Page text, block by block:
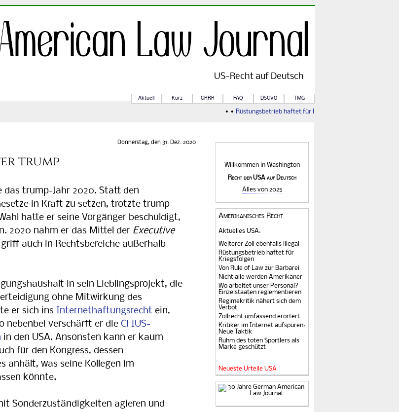
US-Rechtauf Deutsch
Aktuell Kurz GRRR FAQ DSGVO TMG
• • Rüstungsbetrieb haftet für Kriegsfolgen
Donnerstag, den 31. Dez. 2020
trump
trump-Jahr 2020. Statt den
in Kraft zu setzen, trotzte trump
hatte er seine Vorgänger beschuldigt,
2020 nahm er das Mittel der Executive
auch in Rechtsbereiche außerhalb
in sein Lieblingsprojekt, die
ohne Mitwirkung des
er sich ins Internethaftungsrecht ein,
nebenbei verschärft er die CFIUS-
in den USA. Ansonsten kann er kaum
für den Kongress, dessen
anhält, was seine Kollegen im
könnte.
Sonderzuständigkeiten agieren und
Willkommen in Washington
Recht der USA auf Deutsch
Alles von 2025
Amerikanisches Recht
Aktuelles USA:
Weiterer Zoll ebenfalls illegal
Rüstungsbetrieb haftet für
Kriegsfolgen
Von Rule of Law zur Barbarei
Nicht alle werden Amerikaner
Wo arbeitet unser Personal?
Einzelstaaten reglementieren
Regimekritik nähert sich dem
Verbot
Zollrecht umfassend erörtert
Kritiker im Internet aufspüren:
Neue Taktik
Ruhm des toten Sportlers als
Marke geschützt
Neueste Urteile USA